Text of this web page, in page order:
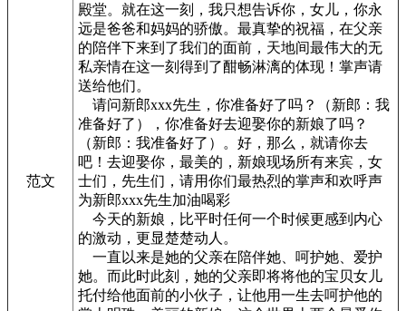
范文
殿堂。就在这一刻，我只想告诉你，女儿，你永
远是爸爸和妈妈的骄傲。最真挚的祝福，在父亲
的陪伴下来到了我们的面前，天地间最伟大的无
私亲情在这一刻得到了酣畅淋漓的体现！掌声请
送给他们。
请问新郎xxx先生，你准备好了吗？（新郎：我
准备好了），你准备好去迎娶你的新娘了吗？
（新郎：我准备好了）。好，那么，就请你去
吧！去迎娶你，最美的，新娘现场所有来宾，女
士们，先生们，请用你们最热烈的掌声和欢呼声
为新郎xxx先生加油喝彩
今天的新娘，比平时任何一个时候更感到内心
的激动，更显楚楚动人。
一直以来是她的父亲在陪伴她、呵护她、爱护
她。而此时此刻，她的父亲即将将他的宝贝女儿
托付给他面前的小伙子，让他用一生去呵护他的